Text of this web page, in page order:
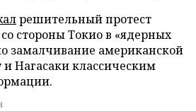
решительный протест
стороны Токио в «ядерных
замалчивание американской
Нагасаки классическим